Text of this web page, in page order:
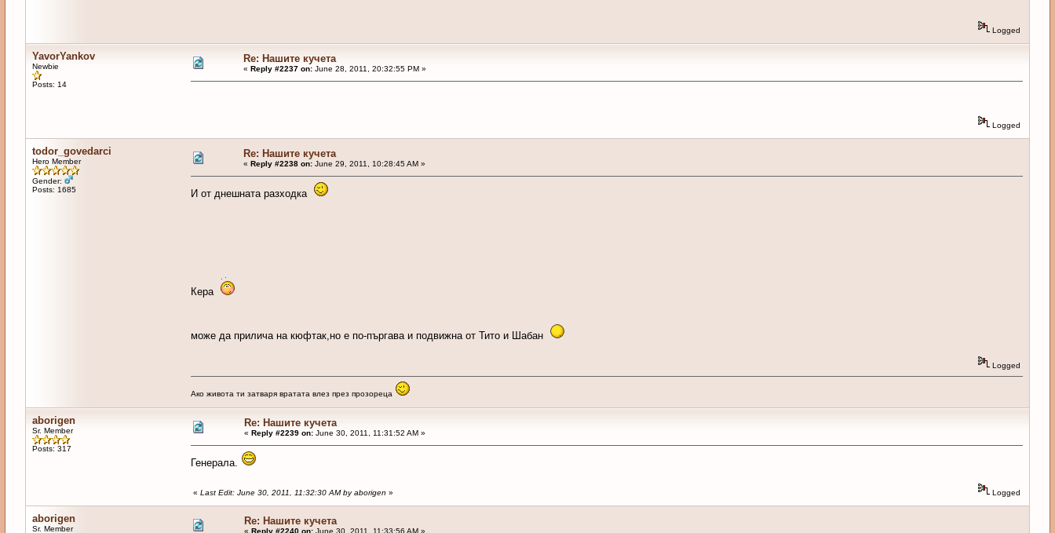
Logged
YavorYankov
Newbie
Posts: 14
Re: Нашите кучета
« Reply #2237 on:June 28, 2011, 20:32:55 PM »
Logged
todor_govedarci
Hero Member
Gender:
Posts: 1685
Re: Нашите кучета
« Reply #2238 on:June 29, 2011, 10:28:45 AM »
И от днешната разходка
Кера
може да прилича на кюфтак,но е по-пъргава и подвижна от Тито и Шабан
Logged
Ако живота ти затваря вратата влез през прозореца
aborigen
Sr. Member
Posts: 317
Re: Нашите кучета
« Reply #2239 on:June 30, 2011, 11:31:52 AM »
Генерала.
« Last Edit: June 30, 2011, 11:32:30 AM by aborigen » Logged
aborigen
Sr. Member
Re: Нашите кучета
« Reply #2240 on:June 30, 2011, 11:33:56 AM »